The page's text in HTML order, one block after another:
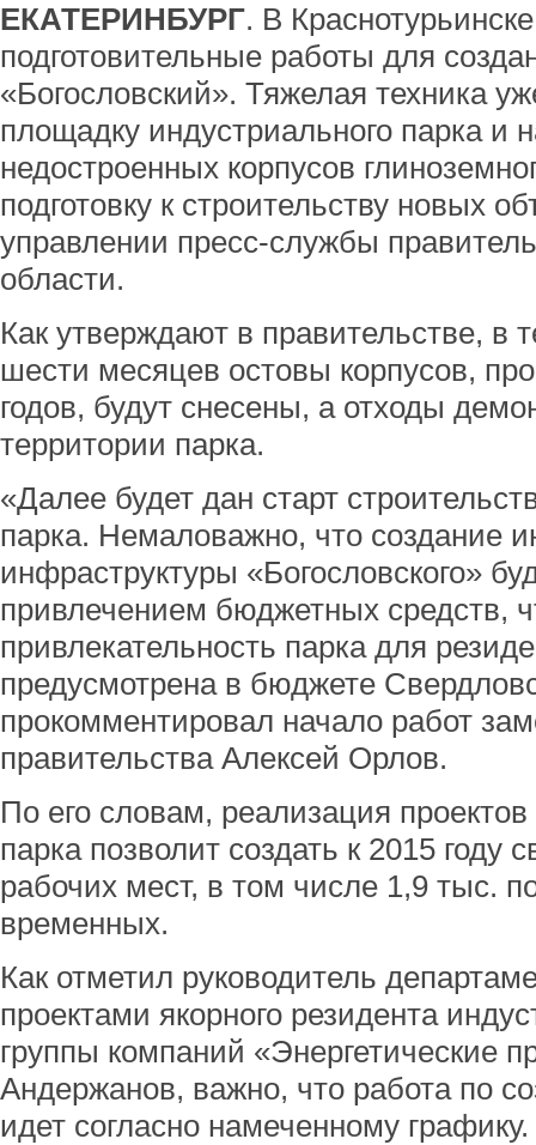
ЕКАТЕРИНБУРГ. В
подготовительные работы для
«Богословский». Тяжелая техника
площадку индустриального парка и
недостроенных корпусов
подготовку к строительству новых
управлении пресс-службы
области.
Как утверждают в правительстве, в
шести месяцев остовы корпусов,
годов, будут снесены, а отходы
территории парка.
«Далее будет дан старт
парка. Немаловажно, что создание
инфраструктуры «Богословского»
привлечением бюджетных средств,
привлекательность парка для
предусмотрена в бюджете
прокомментировал начало работ
правительства Алексей Орлов.
По его словам, реализация
парка позволит создать к 2015
рабочих мест, в том числе 1,9 тыс.
временных.
Как отметил руководитель
проектами якорного резидента
группы компаний «Энергетические
Андержанов, важно, что работа по
идет согласно намеченному графику.